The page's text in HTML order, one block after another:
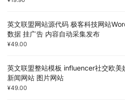
英文联盟网站源代码 极客科技网站
数据 挂广告 内容自动采集发布
¥49.00
英文联盟整站模板 influencer社交欧美
新闻网站 图片网站
¥49.00